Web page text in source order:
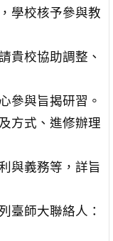
學校核予參與教
貴校協助調整、
參與旨揭研習。
方式、進修辦理
與義務等，詳旨
臺師大聯絡人：